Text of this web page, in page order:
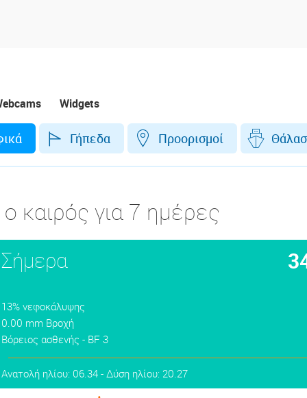
Widgets
Γήπεδα Προορισμοί
ο καιρός για 7 ημέρες
Σήμερα
13% νεφοκάλυψης
0.00 mm Βροχή
Βόρειος ασθενής - BF 3
Ανατολή ηλίου: 06.34 - Δύση ηλίου: 20.27